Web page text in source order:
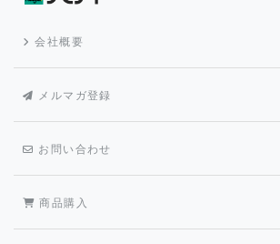
会社概要
メルマガ登録
お問い合わせ
商品購入